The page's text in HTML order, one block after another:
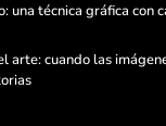
una técnica gráfica con
arte: cuando las